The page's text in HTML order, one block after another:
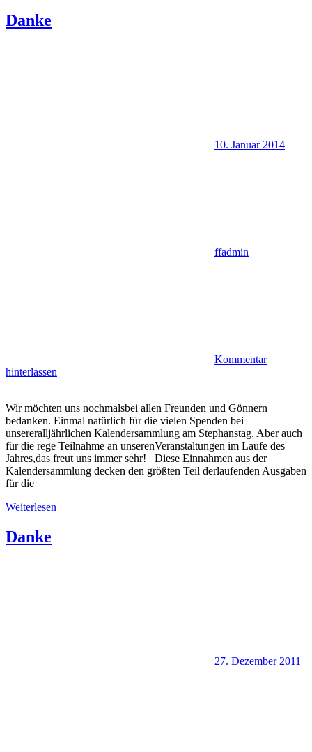
Danke
10. Januar 2014
ffadmin
Kommentar
hinterlassen
Wir möchten uns nochmalsbei allen Freunden und Gönnern
bedanken. Einmal natürlich für die vielen Spenden bei
unsereralljährlichen Kalendersammlung am Stephanstag. Aber auch
für die rege Teilnahme an unserenVeranstaltungen im Laufe des
Jahres,das freut uns immer sehr! Diese Einnahmen aus der
Kalendersammlung decken den größten Teil derlaufenden Ausgaben
für die
Weiterlesen
Danke
27. Dezember 2011